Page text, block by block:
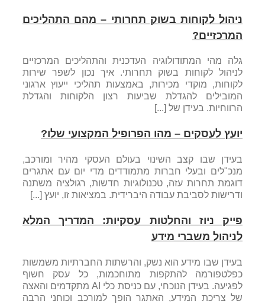
ניהול לקוחות בשוק תחרותי – מהם התהליכים
המרכזיים?
גלה מהי המתודולוגיה העדכנית והתהליכים המרכזיים
לניהול לקוחות בשוק תחרותי. איך נכון לשפר שירות
לקוחות, מוקדי מכירות, באמצעות תהליכי ייעוץ ארגוני
המובילים להגדלת שביעות רצון הלקוחות והגדלת
הרווחיות. בעידן של [...]
יועץ לעסקים – מהו הפרופיל המקצועי שלו?
בעידן שבו קצב השינוי בעולם העסקי מהיר ומורכב,
מנכ"לים ובעלי חברות מתמודדים מדי יום עם אתגרים
דוגמת תחרות עזה, טכנולוגיות חדשות, רגולציה משתנה
ודרישות לסביבת עבודה היברידית. במציאות זו, יועץ [...]
פייק ניוז והחלטות עסקיות: המדריך המלא
לניהול משברי מידע
בעידן שבו מידע הוא נשק, והרשתות החברתיות משמשות
כפלטפורמה להתקפות מתוחכמות, כל עסק חשוף
לפגיעה. בעידן הנוכחי, עם כניסת כלי AI מתקדמים והאצה
של צריכת המידע, האתגר הופך למורכב וכוחני הרבה